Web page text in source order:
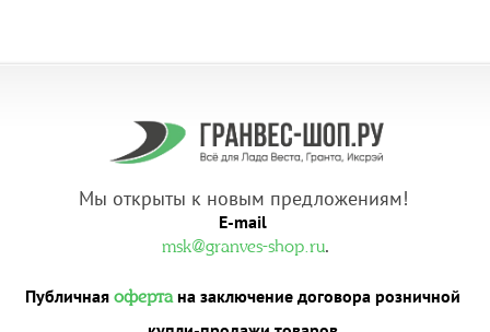
Мы открыты к новым предложениям!
E-mail
msk@granves-shop.ru.
Публичная офертана заключение договора розничной